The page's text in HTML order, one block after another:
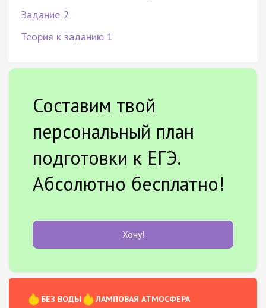
Задание 2
Теория к заданию 1
Составим твой
персональный план
подготовки к ЕГЭ.
Абсолютно бесплатно!
Хочу!
БЕЗ ВОДЫ
ЛАМПОВАЯ АТМОСФЕРА